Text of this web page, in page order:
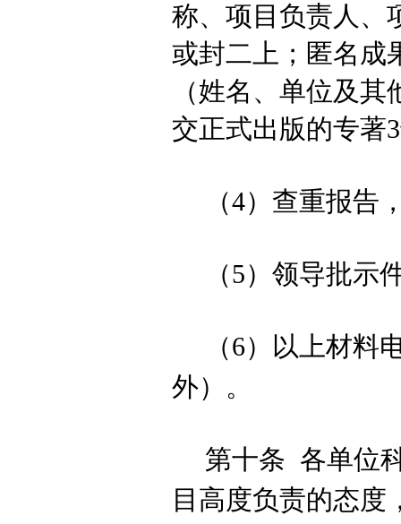
称、项目负责人、
或封二上；匿名成
（姓名、单位及
交正式出版的专著
（4）查重报告
（5）领导批示
（6）以上材料
外）。
第十条 各单位
目高度负责的态度